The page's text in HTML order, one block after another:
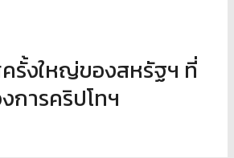
รั้งใหญ่ของสหรัฐฯ ที่
การคริปโทฯ